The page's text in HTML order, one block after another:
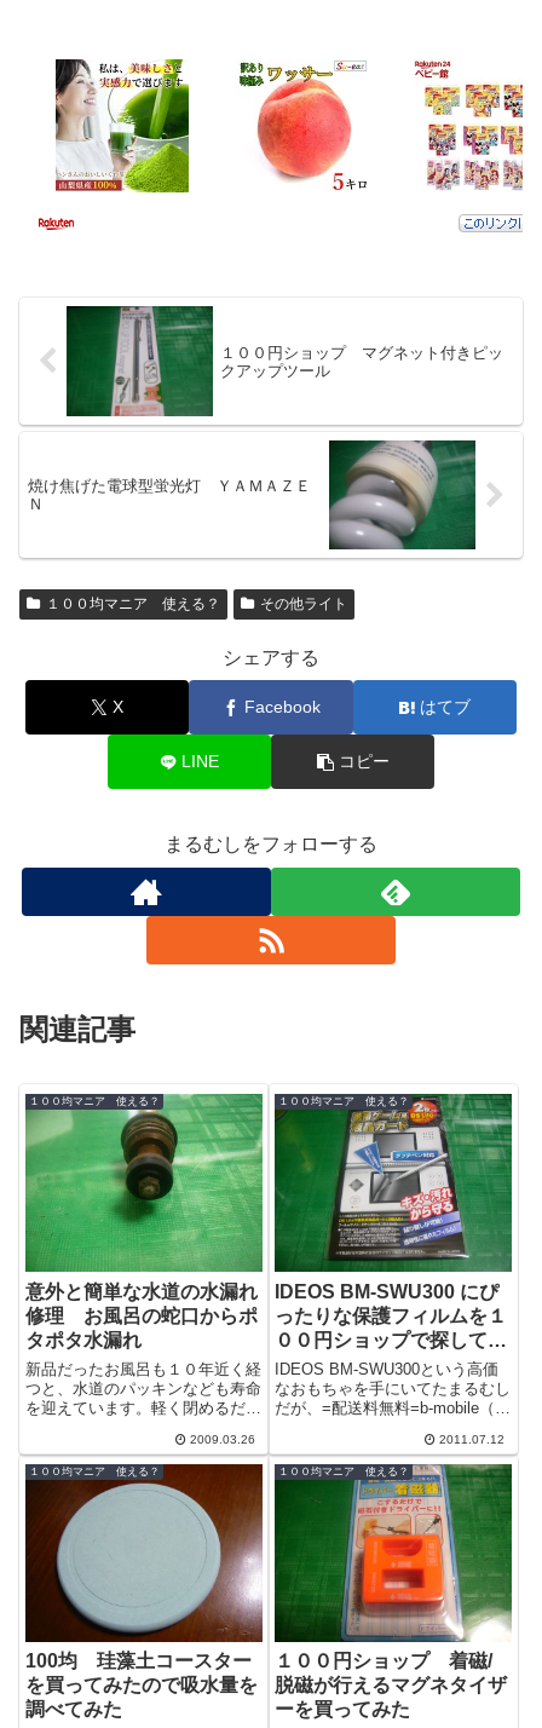
１００円ショップ マグネット付きピッ
クアップツール
焼け焦げた電球型蛍光灯 ＹＡＭＡＺＥ
Ｎ
１００均マニア 使える？ その他ライト
シェアする
X Facebook はてブ
LINE コピー
まるむしをフォローする
関連記事
１００均マニア 使える？
意外と簡単な水道の水漏れ
修理 お風呂の蛇口からポ
タポタ水漏れ
新品だったお風呂も１０年近く経
つと、水道のパッキンなども寿命
を迎えています。軽く閉めるだけ
タと雫が垂れてきます。今日は水
漏れの修理...
2009.03.26
１００均マニア 使える？
IDEOS BM-SWU300 にぴ
ったりな保護フィルムを１
００円ショップで探してみ
た
IDEOS BM-SWU300という高価
なおもちゃを手にいてたまるむし
だが、=配送料無料=b-mobile（ビ
ス） スマートフォン... 2011.07.12
１００均マニア 使える？
100均 珪藻土コースター
を買ってみたので吸水量を
調べてみた
１００均マニア 使える？
１００円ショップ 着磁/
脱磁が行えるマグネタイザ
ーを買ってみた